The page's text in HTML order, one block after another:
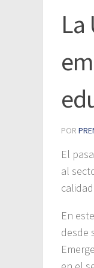
La
POR
El
al
En
desde